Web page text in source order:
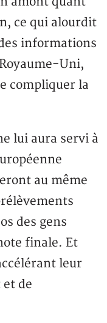
ce qui alourdit
informations
Uni,
compliquer la
lui aura servi à
au même
des gens
finale. Et
leur
et de